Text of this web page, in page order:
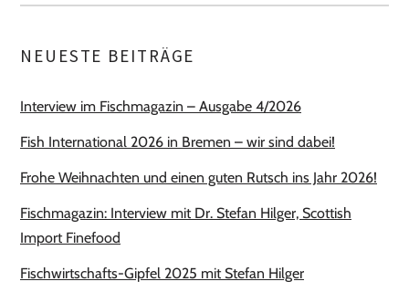
NEUESTE BEITRÄGE
Interview im Fischmagazin – Ausgabe 4/2026
Fish International 2026 in Bremen – wir sind dabei!
Frohe Weihnachten und einen guten Rutsch ins Jahr 2026!
Fischmagazin: Interview mit Dr. Stefan Hilger, Scottish
Import Finefood
Fischwirtschafts-Gipfel 2025 mit Stefan Hilger